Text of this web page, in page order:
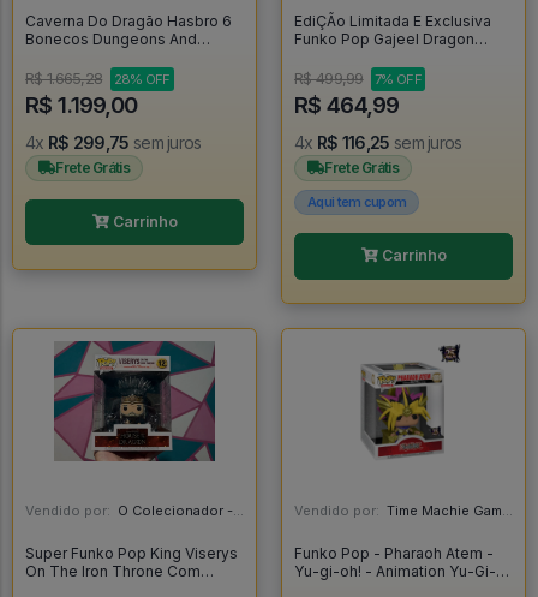
Caverna Do Dragão Hasbro 6
Bonecos Dungeons And
Dragão
R$ 1.665,28 28% OFF
R$ 1.199,00
4x R$ 299,75 sem juros
Frete Grátis
Carrinho
EdiÇÃo Limitada E Exclusiva
Funko Pop Gajeel Dragon
R$ 499,99
7% OFF
R$ 464,99
4x R$ 116,25 sem juros
Frete Grátis
Aqui tem cupom
Carrinho
Vendido por: O Colecionador - SP
Super Funko Pop King Viserys
On The Iron Throne Com
Vendido por: Time Machie Games | Nerd Store - SP
Funko Pop - Pharaoh Atem -
Yu-gi-oh! - Animation Yu-Gi-